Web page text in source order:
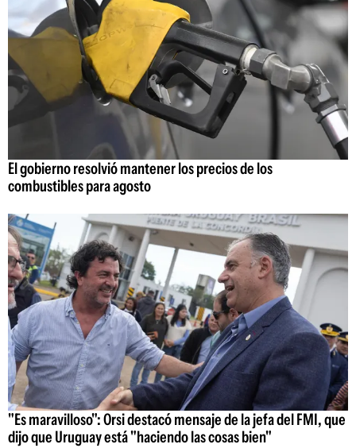
El gobierno resolvió mantener los precios de los
combustibles para agosto
"Es maravilloso": Orsi destacó mensaje de la jefa del FMI, que
dijo que Uruguay está "haciendo las cosas bien"